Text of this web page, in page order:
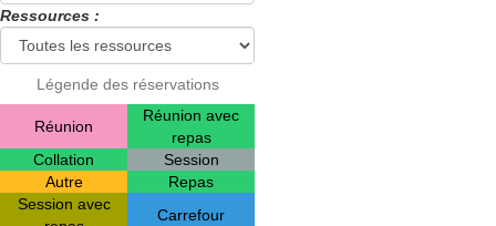
Ressources :
Légende des réservations
Réunion
Réunion avec
repas
Collation
Session
Autre
Repas
Session avec
Carrefour